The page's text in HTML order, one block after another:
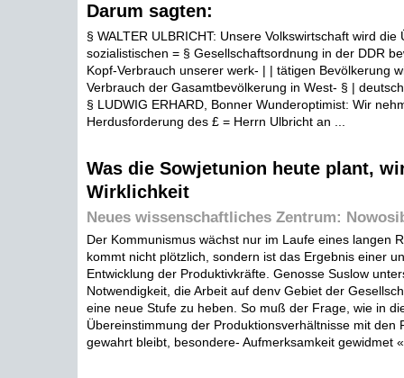
Darum sagten:
§ WALTER ULBRICHT: Unsere Volkswirtschaft wird die
sozialistischen = § Gesellschaftsordnung in der DDR
Kopf-Verbrauch unserer werk- | | tätigen Bevölkerung
Verbrauch der Gasamtbevölkerung in West- § |
§ LUDWIG ERHARD, Bonner Wunderoptimist: Wir
Herdusforderung des £ = Herrn Ulbricht an ...
Was die Sowjetunion heute plant,
Wirklichkeit
Neues wissenschaftliches Zentrum:
Der Kommunismus wächst nur im Laufe eines langen
kommt nicht plötzlich, sondern ist das Ergebnis einer
Entwicklung der Produktivkräfte. Genosse Suslow
Notwendigkeit, die Arbeit auf denv Gebiet der
eine neue Stufe zu heben. So muß der Frage, wie in
Übereinstimmung der Produktionsverhältnisse mit den
gewahrt bleibt, besondere- Aufmerksamkeit gewidmet